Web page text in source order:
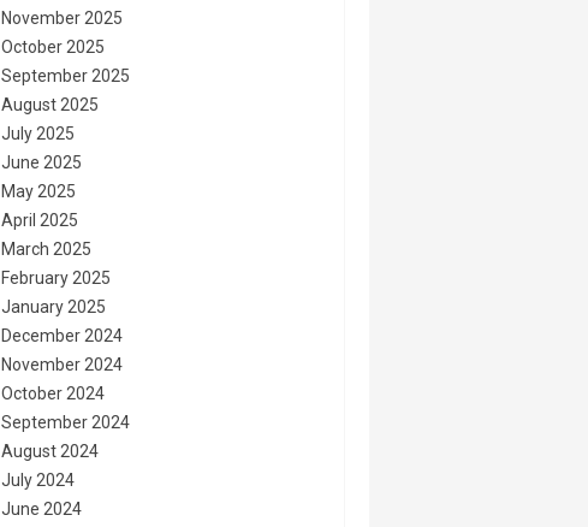
November 2025
October 2025
September 2025
August 2025
July 2025
June 2025
May 2025
April 2025
March 2025
February 2025
January 2025
December 2024
November 2024
October 2024
September 2024
August 2024
July 2024
June 2024